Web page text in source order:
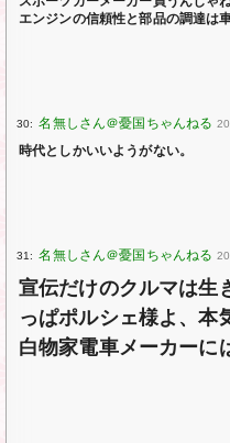
エンジンの信頼性と部品の調達は
30:
時代としかいいようがない。
31:
宣伝だけのクルマは生
っぱポルシェ様よ、本
白物家電車メーカーに